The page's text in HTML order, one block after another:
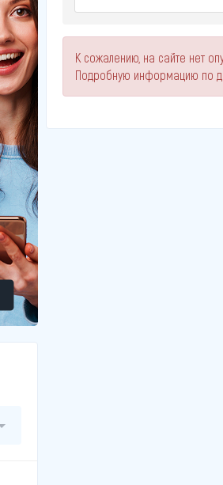
К сожалению, на сайте нет
Подробную информацию по